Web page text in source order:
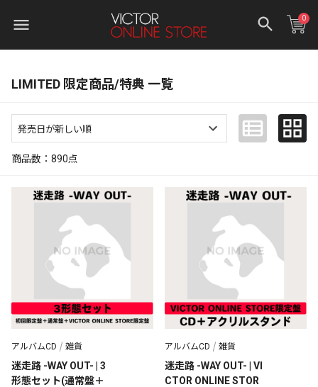
0
LIMITED 限定商品/特典 一覧
商品数： 890点
アルバムCD 雑貨
迷走路 -WAY OUT- | 3
形態セット(通常盤＋
アルバムCD 雑貨
迷走路 -WAY OUT- | VI
CTOR ONLINE STOR